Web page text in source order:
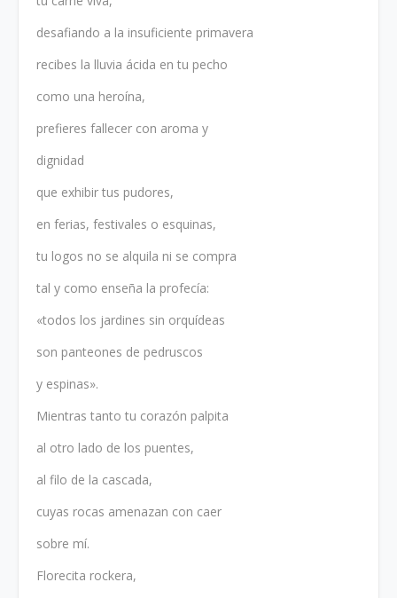
desafiando a la insuficiente primavera
recibes la lluvia ácida en tu pecho
como una heroína,
prefieres fallecer con aroma y
dignidad
que exhibir tus pudores,
en ferias, festivales o esquinas,
tu logos no se alquila ni se compra
tal y como enseña la profecía:
«todos los jardines sin orquídeas
son panteones de pedruscos
y espinas».
Mientras tanto tu corazón palpita
al otro lado de los puentes,
al filo de la cascada,
cuyas rocas amenazan con caer
sobre mí.
Florecita rockera,